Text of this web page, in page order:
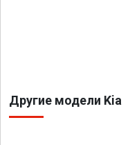
Другие модели Kia